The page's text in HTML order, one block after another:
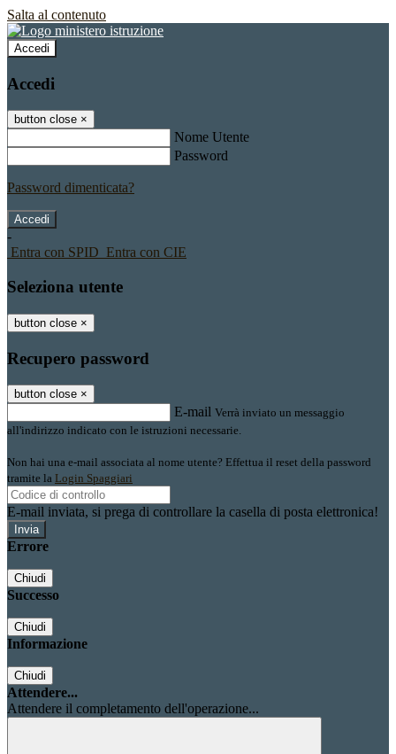
Salta al contenuto
Accedi
Accedi
button close ×
Nome Utente
Password
Password dimenticata?
-
Entra con SPID Entra con CIE
Seleziona utente
button close ×
Recupero password
button close ×
E-mail Verrà inviato un messaggio
all'indirizzo indicato con le istruzioni necessarie.
Non hai una e-mail associata al nome utente? Effettua il reset della password
tramite la Login Spaggiari
E-mail inviata, si prega di controllare la casella di posta elettronica!
Errore
Chiudi
Successo
Chiudi
Informazione
Chiudi
Attendere...
Attendere il completamento dell'operazione...